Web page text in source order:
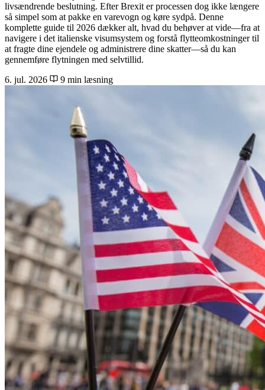
livsændrende beslutning. Efter Brexit er processen dog ikke længere
så simpel som at pakke en varevogn og køre sydpå. Denne
komplette guide til 2026 dækker alt, hvad du behøver at vide—fra at
navigere i det italienske visumsystem og forstå flytteomkostninger til
at fragte dine ejendele og administrere dine skatter—så du kan
gennemføre flytningen med selvtillid.
6. jul. 2026
9 min læsning